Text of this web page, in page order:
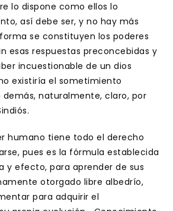
lo dispone como ellos lo
así debe ser, y no hay más
se constituyen los poderes
esas respuestas preconcebidas y
incuestionable de un dios
existiría el sometimiento
demás, naturalmente, claro, por
humano tiene todo el derecho
pues es la fórmula establecida
y efecto, para aprender de sus
otorgado libre albedrío,
para adquirir el